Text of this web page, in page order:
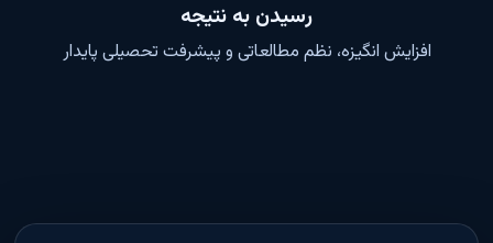
رسیدن به نتیجه
افزایش انگیزه، نظم مطالعاتی و پیشرفت تحصیلی پایدار